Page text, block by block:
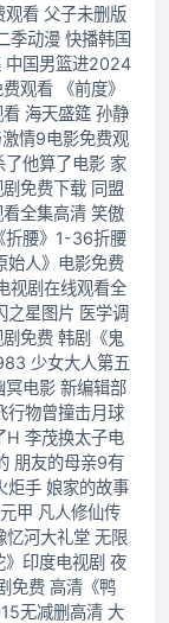
观看 父子未删版
季动漫 快播韩国
中国男篮进2024
观看 《前度》
海天盛筵 孙静
情9电影免费观
了他算了电影 家
免费下载 同盟
全集高清 笑傲
折腰》1-36折腰
始人》电影免费
视剧在线观看全
之星图片 医学调
免费 韩剧《鬼
少女大人第五
冥电影 新编辑部
行物曾撞击月球
H 李茂换太子电
朋友的母亲9有
炬手 娘家的故事
甲 凡人修仙传
忆河大礼堂 无限
》印度电视剧 夜
免费 高清《鸭
无减删高清 大